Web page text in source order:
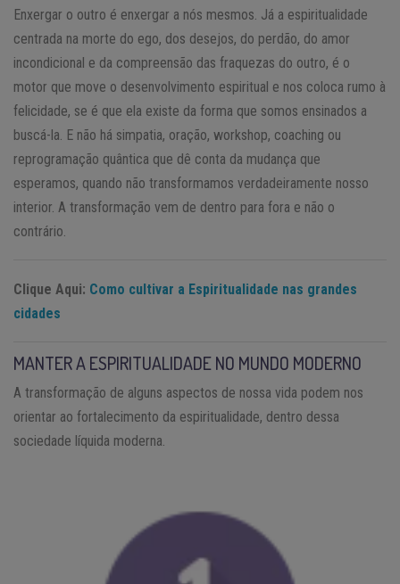
Enxergar o outro é enxergar a nós mesmos. Já a espiritualidade
centrada na morte do ego, dos desejos, do perdão, do amor
incondicional e da compreensão das fraquezas do outro, é o
motor que move o desenvolvimento espiritual e nos coloca rumo à
felicidade, se é que ela existe da forma que somos ensinados a
buscá-la. E não há simpatia, oração, workshop, coaching ou
reprogramação quântica que dê conta da mudança que
esperamos, quando não transformamos verdadeiramente nosso
interior. A transformação vem de dentro para fora e não o
contrário.
Clique Aqui: Como cultivar a Espiritualidade nas grandes
cidades
MANTER A ESPIRITUALIDADE NO MUNDO MODERNO
A transformação de alguns aspectos de nossa vida podem nos
orientar ao fortalecimento da espiritualidade, dentro dessa
sociedade líquida moderna.